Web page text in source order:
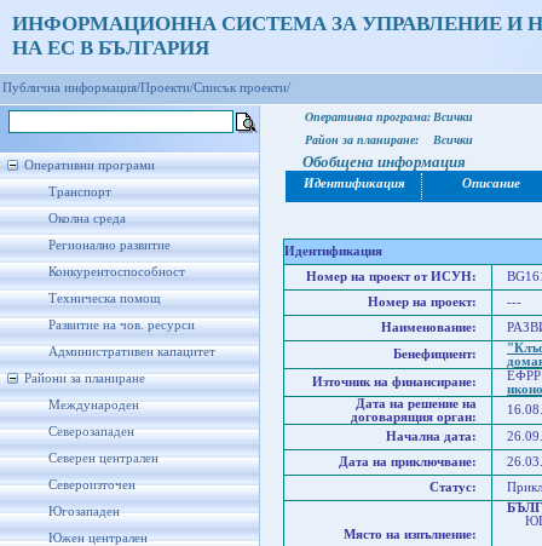
ИНФОРМАЦИОННА СИСТЕМА ЗА УПРАВЛЕНИЕ И
НА ЕС В БЪЛГАРИЯ
Публична информация/Проекти/Списък проекти/
Оперативни програми
Транспорт
Околна среда
Регионално развитие
Конкурентоспособност
Техническа помощ
Развитие на чов. ресурси
Административен капацитет
Райони за планиране
Международен
Северозападен
Северен централен
Североизточен
Югозападен
Южен централен
Оперативна програма: Всички
Район за планиране:
Всички
Обобщена информация
Идентификация Описание
Идентификация
Номер на проект от ИСУН:
Номер на проект:
---
Наименование:
Бенефициент:
Източник на финансиране:
Дата на решение на
договарящия орган:
Начална дата:
Дата на приключване:
Статус:
Място на изпълнение: